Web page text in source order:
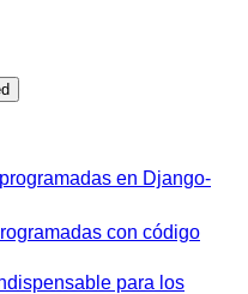
en Django-
con código
para los